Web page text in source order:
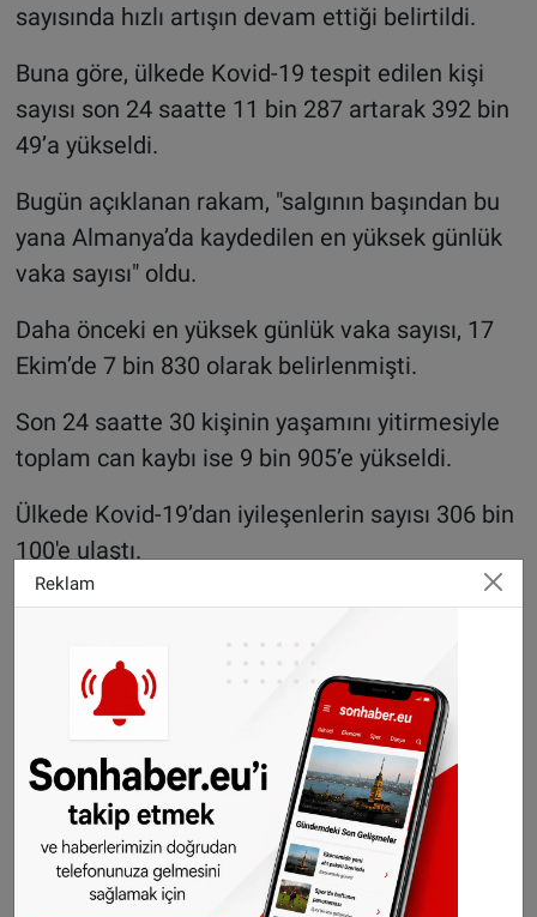
sayısında hızlı artışın devam ettiği belirtildi.
Buna göre, ülkede Kovid-19 tespit edilen kişi
sayısı son 24 saatte 11 bin 287 artarak 392 bin
49’a yükseldi.
Bugün açıklanan rakam, "salgının başından bu
yana Almanya’da kaydedilen en yüksek günlük
vaka sayısı" oldu.
Daha önceki en yüksek günlük vaka sayısı, 17
Ekim’de 7 bin 830 olarak belirlenmişti.
Son 24 saatte 30 kişinin yaşamını yitirmesiyle
toplam can kaybı ise 9 bin 905’e yükseldi.
Ülkede Kovid-19’dan iyileşenlerin sayısı 306 bin
100'e ulaştı.
WhatsApp’ta ücretsiz bültenimize abone olun,
Hollanda ve diğer Avrupa ülkeleri gündeminden
seçtiğimiz haberler her gün telefonunuza
Abone olmak için tıklayın
Reklam